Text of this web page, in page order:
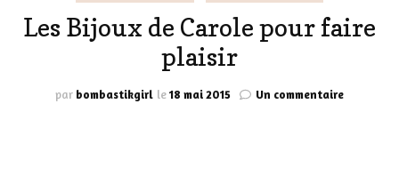
Les Bijoux de Carole pour faire
plaisir
par bombastikgirl le18 mai 2015 Un commentairesur